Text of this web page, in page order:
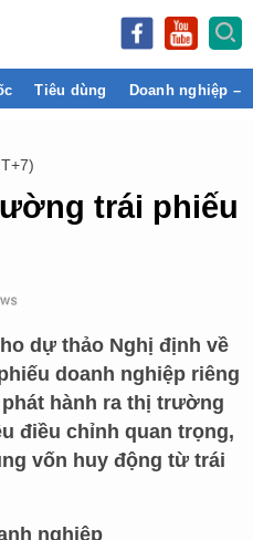
Tiêu dùng Doanh nghiệp –
trái phiếu
dự thảo Nghị định về
doanh nghiệp riêng
hành ra thị trường
điều chỉnh quan trọng,
vốn huy động từ trái
nghiệp